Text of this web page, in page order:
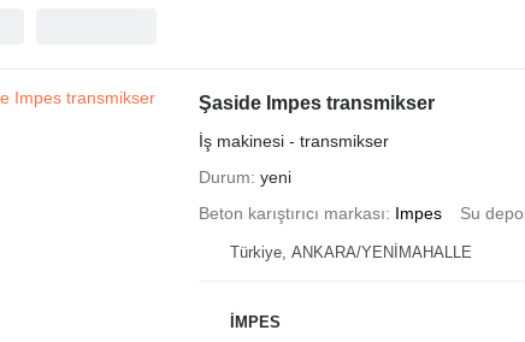
Şaside Impes transmikser
İş makinesi - transmikser
Durum yeni
Beton karıştırıcı markası
Impes Su
Türkiye, ANKARA/YENİMAHALLE
İMPES